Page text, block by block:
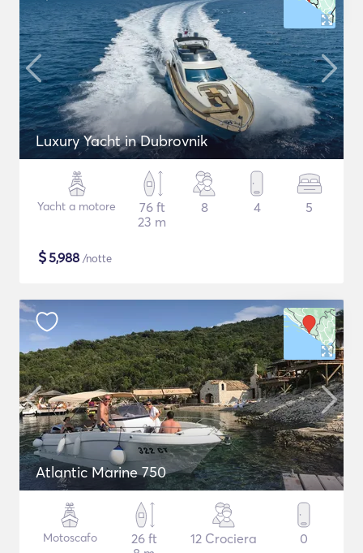
Luxury Yacht in Dubrovnik
Yacht a motore
76 ft
23 m
8 4 5
$5,988 /notte
Atlantic Marine 750
Motoscafo
26 ft
12 Crociera 0